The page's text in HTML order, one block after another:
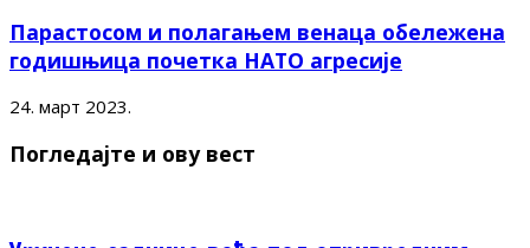
Парастосом и полагањем венаца обележена
годишњица почетка НАТО агресије
24. март 2023.
Погледајте и ову вест